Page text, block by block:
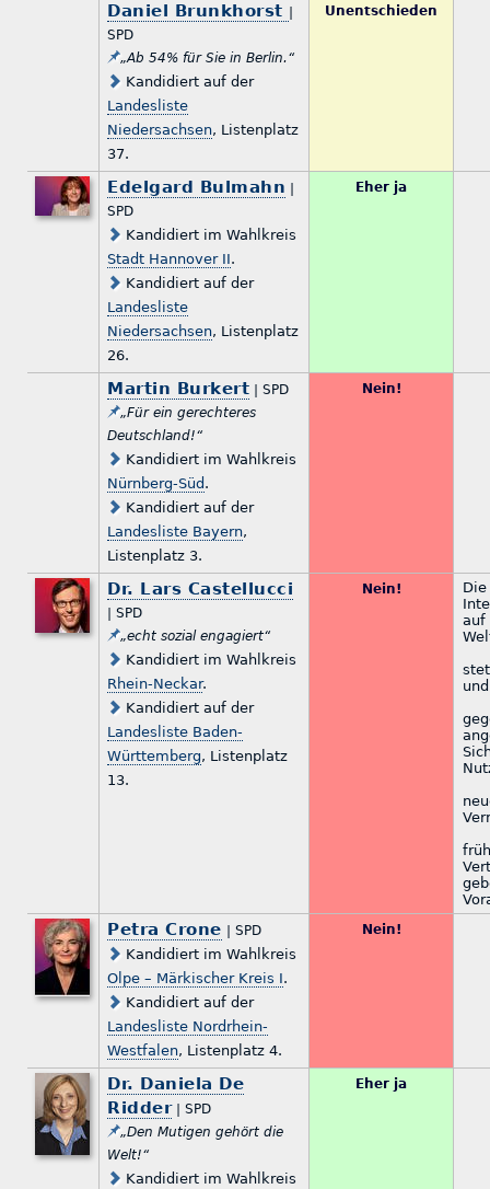
Daniel Brunkhorst
SPD
„Ab 54% für Sie in Berlin.“
Kandidiert auf der
Landesliste
Niedersachsen, Listenplatz
37.
Unentschieden
Edelgard Bulmahn
SPD
Kandidiert im Wahlkreis
Stadt Hannover II.
Kandidiert auf der
Landesliste
Niedersachsen, Listenplatz
26.
Eher ja
Martin Burkert | SPD
„Für ein gerechteres
Deutschland!“
Kandidiert im Wahlkreis
Nürnberg-Süd .
Kandidiert auf der
Landesliste Bayern,
Listenplatz 3.
Nein!
Dr. Lars Castellucci
| SPD
„echt sozial engagiert“
Kandidiert im Wahlkreis
Rhein-Neckar.
Kandidiert auf der
Landesliste Baden-
Württemberg, Listenplatz
13.
Nein!
auf
und
Petra Crone | SPD
Kandidiert im Wahlkreis
Olpe – Märkischer Kreis I.
Kandidiert auf der
Landesliste Nordrhein-
Westfalen, Listenplatz 4.
Nein!
Dr. Daniela De
Ridder| SPD
„Den Mutigen gehört die
Welt!“
Kandidiert im Wahlkreis
Eher ja